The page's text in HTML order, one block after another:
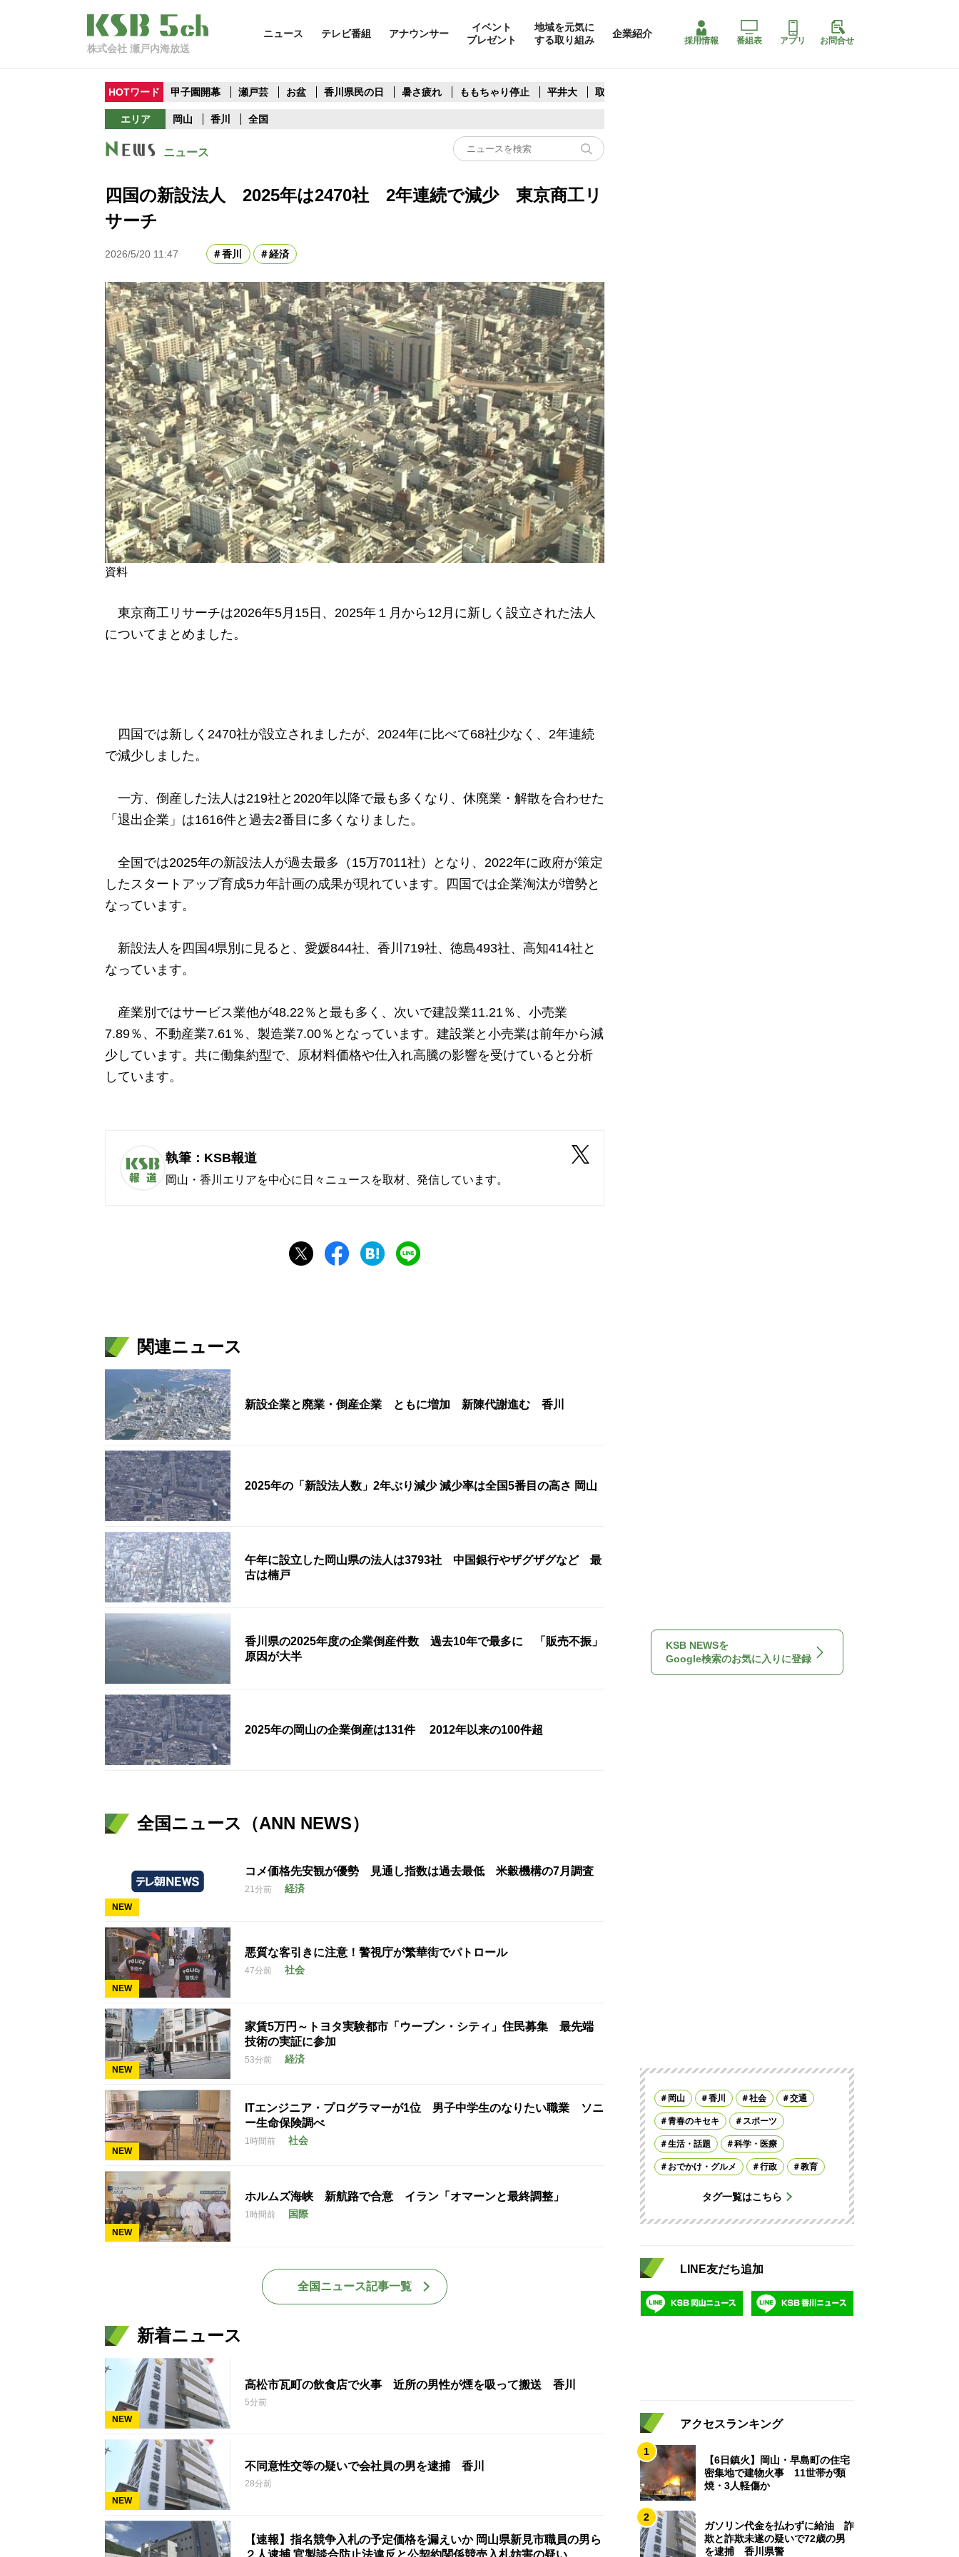
株式会社 瀬戸内海放送
ニュース テレビ番組 アナウンサー
イベント
プレゼント
地域を元気に
する取り組み
企業紹介
採用情報 番組表 アプリ お問合せ
HOTワード 甲子園開幕 瀬戸芸 お盆 香川県民の日 暑さ疲れ ももちゃり停止 平井大 取水制限
エリア 岡山 香川 全国
ニュース
四国の新設法人 2025年は2470社 2年連続で減少 東京商工リ
サーチ
2026/5/20 11:47 香川 経済
資料
東京商工リサーチは2026年5月15日、2025年１月から12月に新しく設立された法人
についてまとめました。
四国では新しく2470社が設立されましたが、2024年に比べて68社少なく、2年連続
で減少しました。
一方、倒産した法人は219社と2020年以降で最も多くなり、休廃業・解散を合わせた
「退出企業」は1616件と過去2番目に多くなりました。
全国では2025年の新設法人が過去最多（15万7011社）となり、2022年に政府が策定
したスタートアップ育成5カ年計画の成果が現れています。四国では企業淘汰が増勢と
なっています。
新設法人を四国4県別に見ると、愛媛844社、香川719社、徳島493社、高知414社と
なっています。
産業別ではサービス業他が48.22％と最も多く、次いで建設業11.21％、小売業
7.89％、不動産業7.61％、製造業7.00％となっています。建設業と小売業は前年から減
少しています。共に働集約型で、原材料価格や仕入れ高騰の影響を受けていると分析
しています。
執筆：KSB報道
岡山・香川エリアを中心に日々ニュースを取材、発信しています。
関連ニュース
新設企業と廃業・倒産企業 ともに増加 新陳代謝進む 香川
2025年の「新設法人数」2年ぶり減少 減少率は全国5番目の高さ 岡山
午年に設立した岡山県の法人は3793社 中国銀行やザグザグなど 最
古は楠戸
香川県の2025年度の企業倒産件数 過去10年で最多に 「販売不振」
原因が大半
2025年の岡山の企業倒産は131件 2012年以来の100件超
全国ニュース（ANN NEWS）
NEW
コメ価格先安観が優勢 見通し指数は過去最低 米穀機構の7月調査
21分前 経済
NEW
悪質な客引きに注意！警視庁が繁華街でパトロール
47分前 社会
NEW
家賃5万円～トヨタ実験都市「ウーブン・シティ」住民募集 最先端
技術の実証に参加
53分前 経済
NEW
ITエンジニア・プログラマーが1位 男子中学生のなりたい職業 ソニ
ー生命保険調べ
1時間前 社会
NEW
ホルムズ海峡 新航路で合意 イラン「オマーンと最終調整」
1時間前 国際
全国ニュース記事一覧
新着ニュース
NEW
高松市瓦町の飲食店で火事 近所の男性が煙を吸って搬送 香川
5分前
NEW
不同意性交等の疑いで会社員の男を逮捕 香川
28分前
【速報】指名競争入札の予定価格を漏えいか 岡山県新見市職員の男ら
２人逮捕 官製談合防止法違反と公契約関係競売入札妨害の疑い
KSB NEWSを
Google検索のお気に入りに登録
岡山 香川 社会 交通
青春のキセキ スポーツ
生活・話題 科学・医療
おでかけ・グルメ 行政 教育
タグ一覧はこちら
LINE友だち追加
アクセスランキング
1
【6日鎮火】岡山・早島町の住宅
密集地で建物火事 11世帯が類
焼・3人軽傷か
2
ガソリン代金を払わずに給油 詐
欺と詐欺未遂の疑いで72歳の男
を逮捕 香川県警